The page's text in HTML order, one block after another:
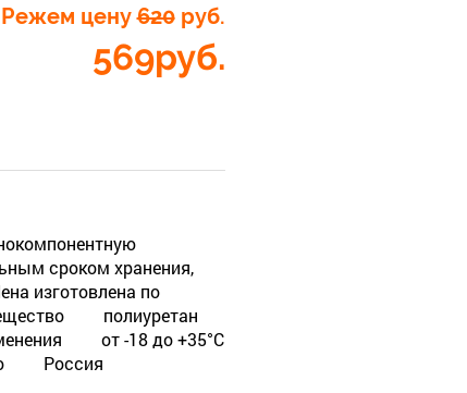
Режем цену620руб.
569руб.
сроком хранения,
изготовлена по
вещество полиуретан
от -18 до +35°C
Россия